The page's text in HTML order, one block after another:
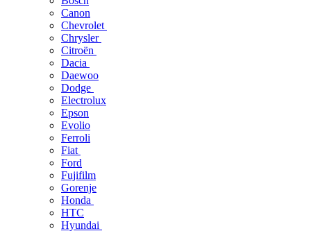
Canon
Chevrolet
Chrysler
Citroën
Dacia
Daewoo
Dodge
Electrolux
Epson
Evolio
Ferroli
Fiat
Ford
Fujifilm
Gorenje
Honda
HTC
Hyundai